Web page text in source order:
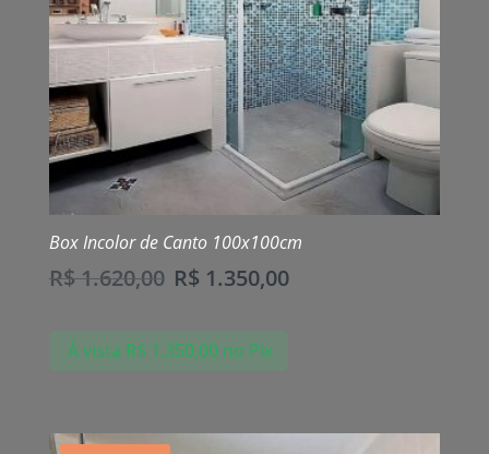
Box Incolor de Canto 100x100cm
R$1.620,00 R$1.350,00
À vista R$ 1.350,00 no Pix